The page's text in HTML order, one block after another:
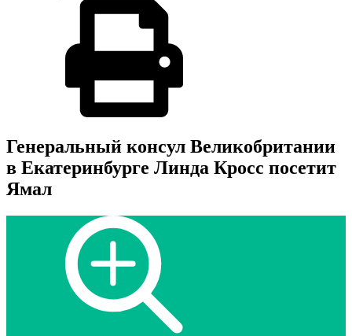
Генеральный консул Великобритании
в Екатеринбурге Линда Кросс посетит
Ямал